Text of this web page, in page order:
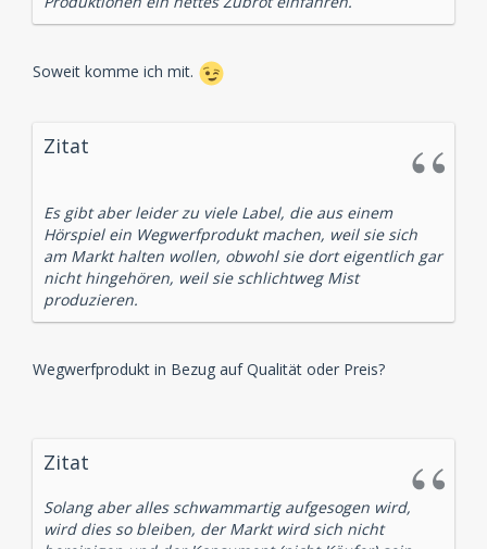
Soweit komme ich mit.
Zitat
Es gibt aber leider zu viele Label, die aus einem
Hörspiel ein Wegwerfprodukt machen, weil sie sich
am Markt halten wollen, obwohl sie dort eigentlich gar
nicht hingehören, weil sie schlichtweg Mist
produzieren.
Wegwerfprodukt in Bezug auf Qualität oder Preis?
Zitat
Solang aber alles schwammartig aufgesogen wird,
wird dies so bleiben, der Markt wird sich nicht